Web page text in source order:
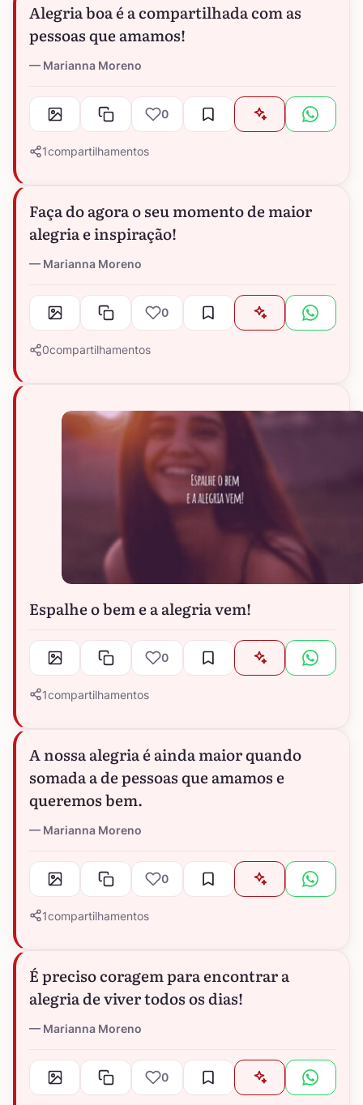
Alegria boa é a compartilhada com as
pessoas que amamos!
Marianna Moreno
0
1compartilhamentos
Faça do agora o seu momento de maior
alegria e inspiração!
Marianna Moreno
0
0compartilhamentos
Espalhe o bem e a alegria vem!
0
1compartilhamentos
A nossa alegria é ainda maior quando
somada a de pessoas que amamos e
queremos bem.
Marianna Moreno
0
1compartilhamentos
É preciso coragem para encontrar a
alegria de viver todos os dias!
Marianna Moreno
0